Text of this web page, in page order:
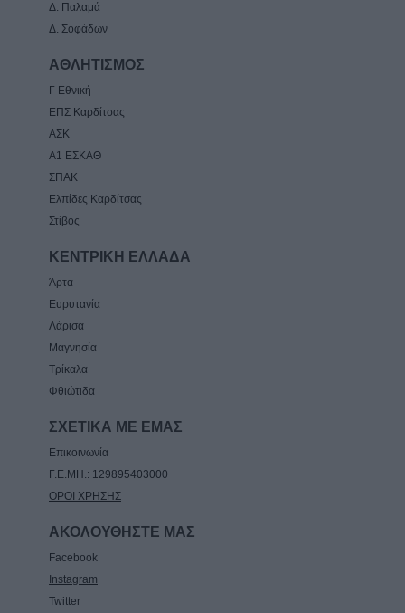
Δ. Παλαμά
Δ. Σοφάδων
ΑΘΛΗΤΙΣΜΟΣ
Γ Εθνική
ΕΠΣ Καρδίτσας
ΑΣΚ
Α1 ΕΣΚΑΘ
ΣΠΑΚ
Ελπίδες Καρδίτσας
Στίβος
ΚΕΝΤΡΙΚΗ ΕΛΛΑΔΑ
Άρτα
Ευρυτανία
Λάρισα
Μαγνησία
Τρίκαλα
Φθιώτιδα
ΣΧΕΤΙΚΑ ΜΕ ΕΜΑΣ
Επικοινωνία
Γ.Ε.ΜΗ.: 129895403000
ΟΡΟΙ ΧΡΗΣΗΣ
ΑΚΟΛΟΥΘΗΣΤΕ ΜΑΣ
Facebook
Instagram
Twitter